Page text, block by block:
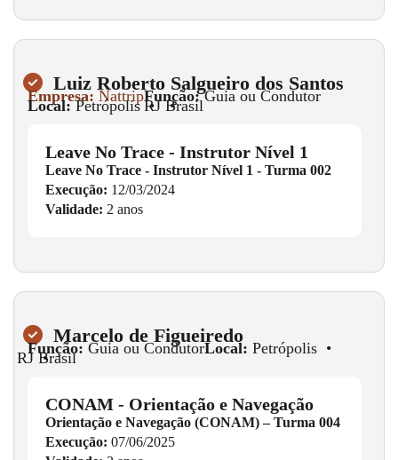
Luiz Roberto Salgueiro dos Santos
Empresa: NattripFunção: Guia ou Condutor
Local:Petrópolis•
RJ•
Brasil
Leave No Trace - Instrutor Nível 1
Leave No Trace - Instrutor Nível 1 - Turma 002
Execução: 12/03/2024
Validade: 2 anos
Marcelo de Figueiredo
Função: Guia ou CondutorLocal: Petrópolis •
RJ •
Brasil
CONAM - Orientação e Navegação
Orientação e Navegação (CONAM) – Turma 004
Execução: 07/06/2025